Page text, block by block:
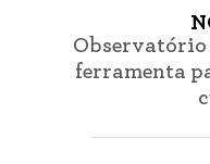
Observatório
ferramenta